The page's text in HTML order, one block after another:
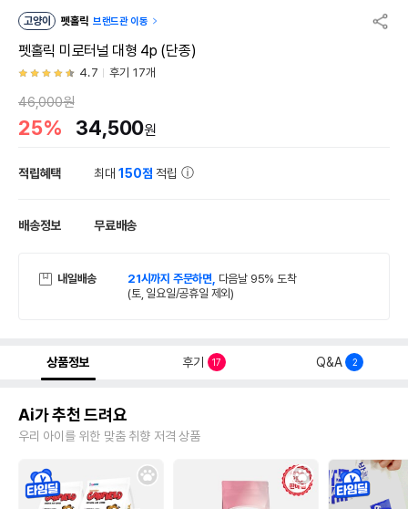
고양이 펫홀릭 브랜드관 이동
펫홀릭 미로터널 대형 4p (단종)
4.7 후기 17개
46,000원
25% 34,500원
적립혜택 최대150점 적립
배송정보 무료배송
내일배송 21시까지 주문하면, 다음날 95% 도착
(토, 일요일/공휴일 제외)
상품정보 후기 17 Q&A 2
Ai가 추천 드려요
우리 아이를 위한 맞춤 취향 저격 상품